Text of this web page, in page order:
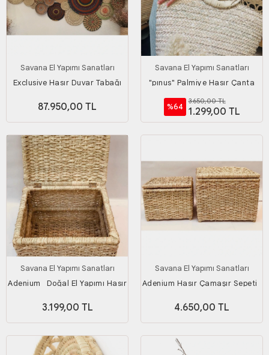
Savana El Yapımı Sanatları
Exclusive Hasır Duvar Tabağı
87.950,00 TL
Savana El Yapımı Sanatları
"pınus" Palmiye Hasır Çanta
%64
3.650,00 TL
1.299,00 TL
Savana El Yapımı Sanatları
Adenium_ Doğal El Yapımı Hasır
3.199,00 TL
Savana El Yapımı Sanatları
Adenium Hasır Çamaşır Sepeti_
4.650,00 TL